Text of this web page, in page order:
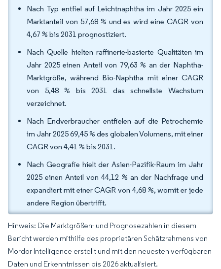
Nach Typ entfiel auf Leichtnaphtha im Jahr 2025 ein
Marktanteil von 57,68 % und es wird eine CAGR von
4,67 % bis 2031 prognostiziert.
Nach Quelle hielten raffinerie-basierte Qualitäten im
Jahr 2025 einen Anteil von 79,63 % an der Naphtha-
Marktgröße, während Bio-Naphtha mit einer CAGR
von 5,48 % bis 2031 das schnellste Wachstum
verzeichnet.
Nach Endverbraucher entfielen auf die Petrochemie
im Jahr 2025 69,45 % des globalen Volumens, mit einer
CAGR von 4,41 % bis 2031.
Nach Geografie hielt der Asien-Pazifik-Raum im Jahr
2025 einen Anteil von 44,12 % an der Nachfrage und
expandiert mit einer CAGR von 4,68 %, womit er jede
andere Region übertrifft.
Hinweis: Die Marktgrößen- und Prognosezahlen in diesem
Bericht werden mithilfe des proprietären Schätzrahmens von
Mordor Intelligence erstellt und mit den neuesten verfügbaren
Daten und Erkenntnissen bis 2026 aktualisiert.